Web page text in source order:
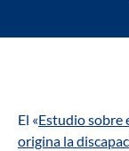
El «Estudio sobre
origina la